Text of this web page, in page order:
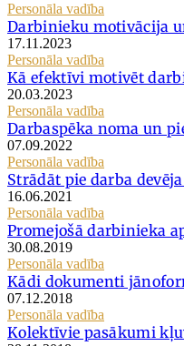
Personāla vadība
Darbinieku motivācija
17.11.2023
Personāla vadība
Kā efektīvi motivēt
20.03.2023
Personāla vadība
Darbaspēka noma un
07.09.2022
Personāla vadība
Strādāt pie darba
16.06.2021
Personāla vadība
Promejošā darbinieka
30.08.2019
Personāla vadība
Kādi dokumenti
07.12.2018
Personāla vadība
Kolektīvie pasākumi